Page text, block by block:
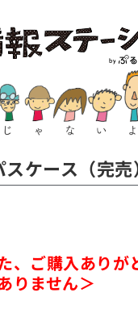
ケース（完売
、ご購入ありが
りません＞